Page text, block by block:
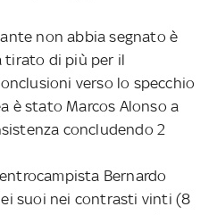
non abbia segnato è
tirato di più per il
verso lo specchio
è stato Marcos Alonso a
concludendo 2
Bernardo
suoi nei contrasti vinti (8